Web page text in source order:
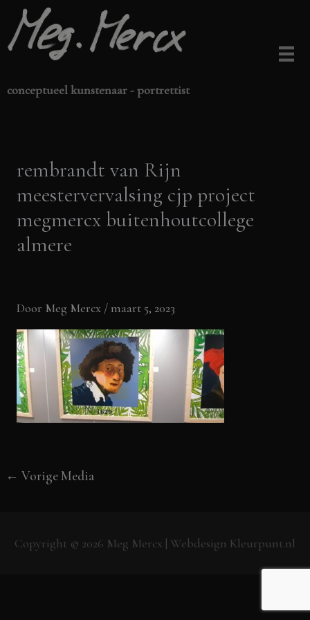
naar
de
conceptueel kunstenaar - portrettist
rembrandt van Rijn
meestervervalsing cjp project
megmercx buitenhoutcollege
almere
Door Meg Mercx / maart 5, 2023
← Vorige Media
Copyright © 2026 Meg Mercx | Webdesign Kleurpunt.nl